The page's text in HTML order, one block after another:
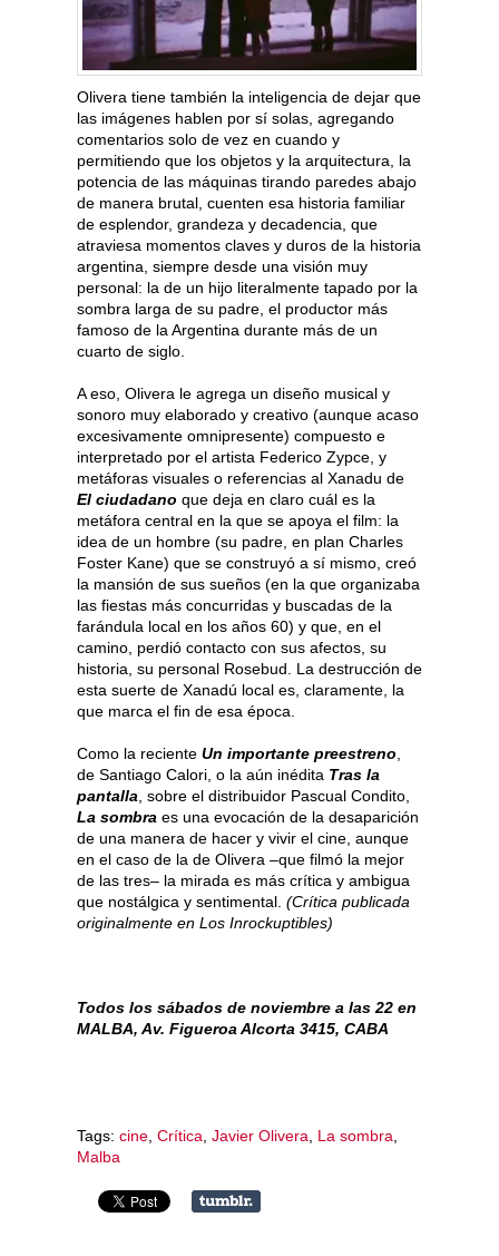
Olivera tiene también la inteligencia de dejar que
las imágenes hablen por sí solas, agregando
comentarios solo de vez en cuando y
permitiendo que los objetos y la arquitectura, la
potencia de las máquinas tirando paredes abajo
de manera brutal, cuenten esa historia familiar
de esplendor, grandeza y decadencia, que
atraviesa momentos claves y duros de la historia
argentina, siempre desde una visión muy
personal: la de un hijo literalmente tapado por la
sombra larga de su padre, el productor más
famoso de la Argentina durante más de un
cuarto de siglo.
A eso, Olivera le agrega un diseño musical y
sonoro muy elaborado y creativo (aunque acaso
excesivamente omnipresente) compuesto e
interpretado por el artista Federico Zypce, y
metáforas visuales o referencias al Xanadu de
El ciudadano que deja en claro cuál es la
metáfora central en la que se apoya el film: la
idea de un hombre (su padre, en plan Charles
Foster Kane) que se construyó a sí mismo, creó
la mansión de sus sueños (en la que organizaba
las fiestas más concurridas y buscadas de la
farándula local en los años 60) y que, en el
camino, perdió contacto con sus afectos, su
historia, su personal Rosebud. La destrucción de
esta suerte de Xanadú local es, claramente, la
que marca el fin de esa época.
Como la reciente Un importante preestreno
de Santiago Calori, o la aún inédita Tras la
pantalla , sobre el distribuidor Pascual Condito,
La sombra es una evocación de la desaparición
de una manera de hacer y vivir el cine, aunque
en el caso de la de Olivera –que filmó la mejor
de las tres– la mirada es más crítica y ambigua
que nostálgica y sentimental. (Crítica publicada
originalmente en Los Inrockuptibles)
Todos los sábados de noviembre a las 22 en
MALBA, Av. Figueroa Alcorta 3415, CABA
Tags: cine Crítica Javier Olivera La sombra
Malba